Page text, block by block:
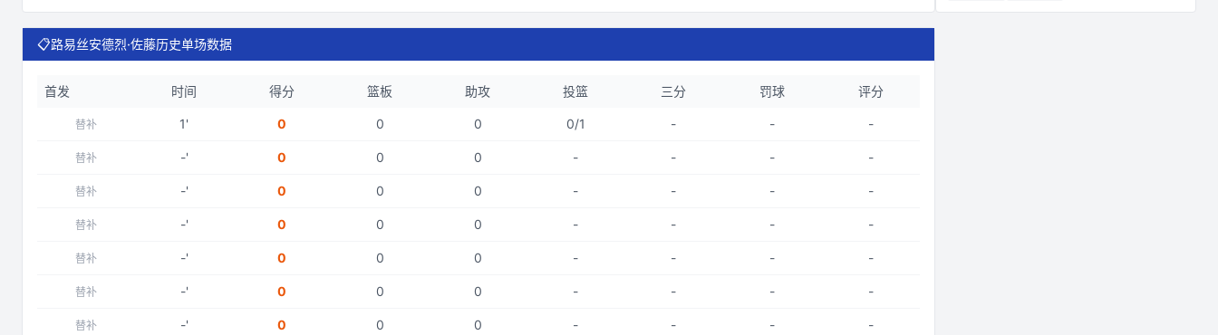
📋路易丝安德烈·佐藤历史单场数据
首发 时间 得分 篮板 助攻 投篮 三分 罚球 评分
替补 1' 0 0 0 0/1 - - -
替补 -' 0 0 0 - - - -
替补 -' 0 0 0 - - - -
替补 -' 0 0 0 - - - -
替补 -' 0 0 0 - - - -
替补 -' 0 0 0 - - - -
替补 -' 0 0 0 - - - -